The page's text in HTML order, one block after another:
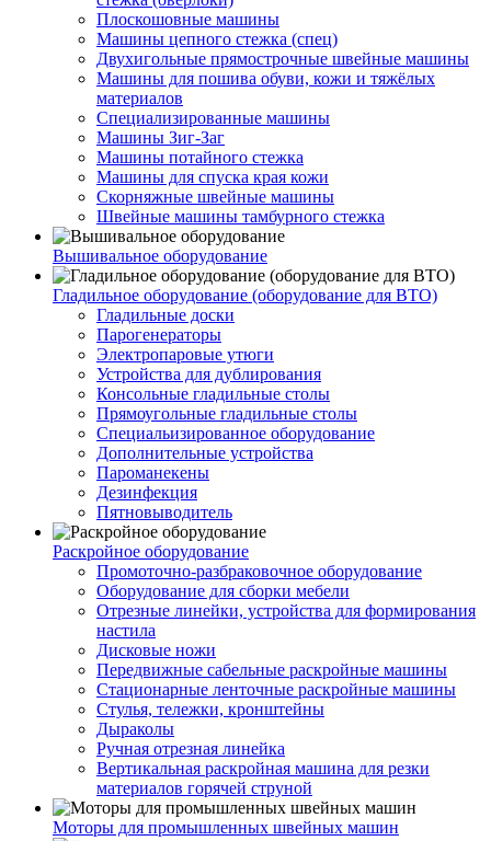
Плоскошовные машины
Машины цепного стежка (спец)
Двухигольные прямострочные швейные машины
Машины для пошива обуви, кожи и тяжёлых
материалов
Специализированные машины
Машины Зиг-Заг
Машины потайного стежка
Машины для спуска края кожи
Скорняжные швейные машины
Швейные машины тамбурного стежка
Вышивальное оборудование
Гладильное оборудование (оборудование для ВТО)
Гладильные доски
Парогенераторы
Электропаровые утюги
Устройства для дублирования
Консольные гладильные столы
Прямоугольные гладильные столы
Специальизированное оборудование
Дополнительные устройства
Пароманекены
Дезинфекция
Пятновыводитель
Раскройное оборудование
Промоточно-разбраковочное оборудование
Оборудование для сборки мебели
Отрезные линейки, устройства для формирования
настила
Дисковые ножи
Передвижные сабельные раскройные машины
Стационарные ленточные раскройные машины
Стулья, тележки, кронштейны
Дыраколы
Ручная отрезная линейка
Вертикальная раскройная машина для резки
материалов горячей струной
Моторы для промышленных швейных машин